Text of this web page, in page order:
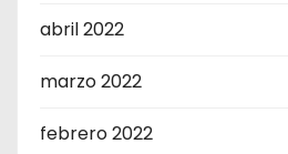
abril 2022
marzo 2022
febrero 2022